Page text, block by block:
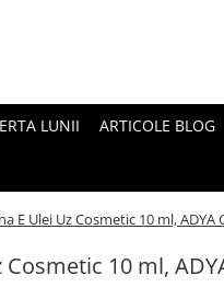
LUNII ARTICOLE BLOG
E Ulei Uz Cosmetic 10 ml, ADYA
10 ml,